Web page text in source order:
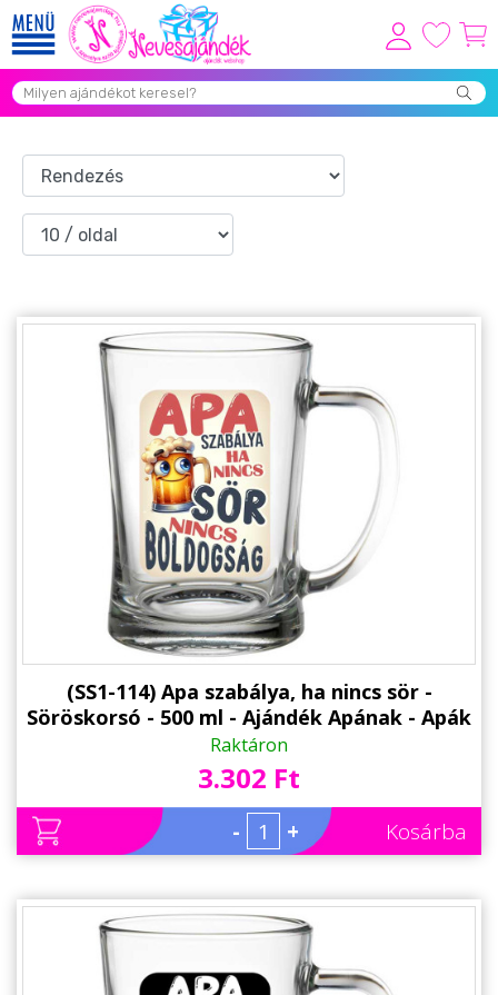
Viszonteladóknak
Grill Party Kellékek ❤️
Egyedi Ajándékok Rendelés
Vicces Pólók
Szerelmes Ajándékok ❤
Budapest Ajándéktárgyak
Szülinapi ajándékok
Ajándék Ötletek Férfiaknak
Ajándék Nőknek
Ajándék Gyerekeknek
Családtagoknak
Névnapi ajándékok
Foglalkozás szerint
Sport/Hobbi szerint
(SS1-114) Apa szabálya, ha nincs sör -
Söröskorsó - 500 ml - Ajándék Apának - Apák
Napi Ajándék
Raktáron
3.302 Ft
- + Kosárba